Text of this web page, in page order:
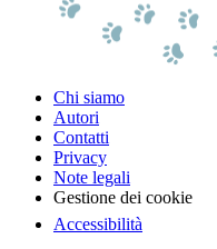
Chi siamo
Autori
Contatti
Privacy
Note legali
Gestione dei cookie
Accessibilità